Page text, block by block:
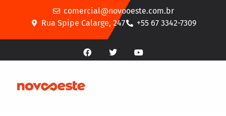
comercial@novooeste.com.br
Rua Spipe Calarge, 247
+55 67 3342-7309